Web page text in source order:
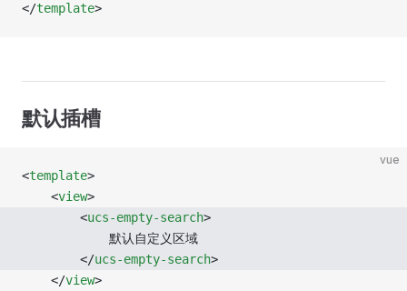
</template>
默认插槽
vue
<template>
	<
view>
		<
ucs-empty-search>
			默认自定义区域
		</
ucs-empty-search>
	</
view>